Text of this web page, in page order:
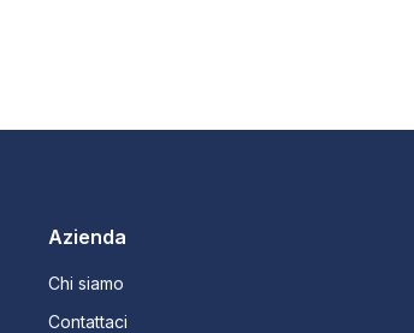
Azienda
Chi siamo
Contattaci